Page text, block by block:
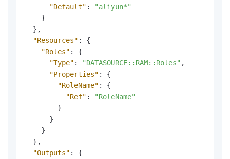
"Default" :
"aliyun*"
}
} ,
"Resources" :
{
"Roles" :
{
"Type" : "DATASOURCE::RAM::Roles" ,
"Properties" :
{
"RoleName" :
{
"Ref" :
"RoleName"
}
}
}
} ,
"Outputs" :
{